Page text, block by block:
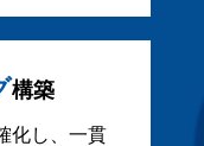
構築
化し、一貫